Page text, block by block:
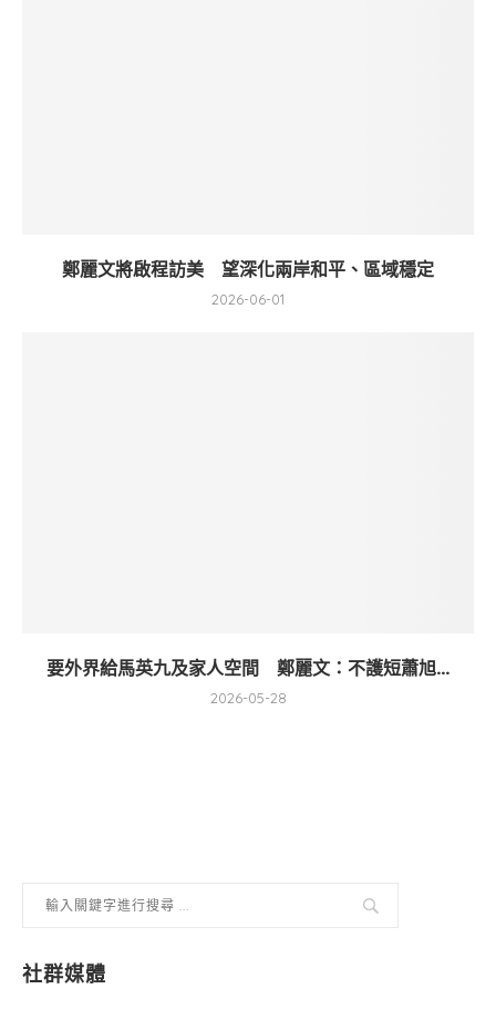
鄭麗文將啟程訪美 望深化兩岸和平、區域穩定
2026-06-01
要外界給馬英九及家人空間 鄭麗文：不護短蕭旭...
2026-05-28
社群媒體